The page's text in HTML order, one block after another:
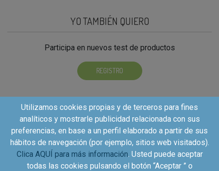
YO TAMBIÉN QUIERO
Participa en nuevos test de productos
REGISTRO
Utilizamos cookies propias y de terceros para fines
analíticos y mostrarle publicidad relacionada con sus
preferencias, en base a un perfil elaborado a partir de sus
hábitos de navegación (por ejemplo, sitios web visitados).
Clica AQUÍ para más información. Usted puede aceptar
todas las cookies pulsando el botón “Aceptar ” o